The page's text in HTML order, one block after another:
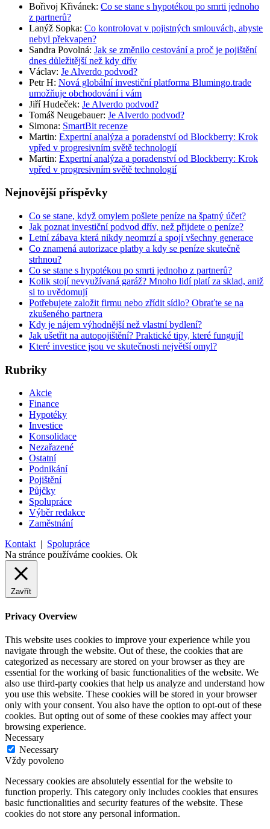
Bořivoj Křivánek: Co se stane s hypotékou po smrti jednoho
z partnerů?
Lanýž Sopka: Co kontrolovat v pojistných smlouvách, abyste
nebyl překvapen?
Sandra Povolná: Jak se změnilo cestování a proč je pojištění
dnes důležitější než kdy dřív
Václav: Je Alverdo podvod?
Petr H: Nová globální investiční platforma Blumingo.trade
umožňuje obchodování i vám
Jiří Hudeček: Je Alverdo podvod?
Tomáš Neugebauer: Je Alverdo podvod?
Simona: SmartBit recenze
Martin: Expertní analýza a poradenství od Blockberry: Krok
vpřed v progresivním světě technologií
Martin: Expertní analýza a poradenství od Blockberry: Krok
vpřed v progresivním světě technologií
Nejnovější příspěvky
Co se stane, když omylem pošlete peníze na špatný účet?
Jak poznat investiční podvod dřív, než přijdete o peníze?
Letní zábava která nikdy neomrzí a spojí všechny generace
Co znamená autorizace platby a kdy se peníze skutečně
strhnou?
Co se stane s hypotékou po smrti jednoho z partnerů?
Kolik stojí nevyužívaná garáž? Mnoho lidí platí za sklad, aniž
si to uvědomují
Potřebujete založit firmu nebo zřídit sídlo? Obraťte se na
zkušeného partnera
Kdy je nájem výhodnější než vlastní bydlení?
Jak ušetřit na autopojištění? Praktické tipy, které fungují!
Které investice jsou ve skutečnosti největší omyl?
Rubriky
Akcie
Finance
Hypotéky
Investice
Konsolidace
Nezařazené
Ostatní
Podnikání
Pojištění
Půjčky
Spolupráce
Výběr redakce
Zaměstnání
Kontakt| Spolupráce
Na stránce používáme cookies. Ok
Zavřít
Privacy Overview
This website uses cookies to improve your experience while you
navigate through the website. Out of these, the cookies that are
categorized as necessary are stored on your browser as they are
essential for the working of basic functionalities of the website. We
also use third-party cookies that help us analyze and understand how
you use this website. These cookies will be stored in your browser
only with your consent. You also have the option to opt-out of these
cookies. But opting out of some of these cookies may affect your
browsing experience.
Necessary
Necessary
Vždy povoleno
Necessary cookies are absolutely essential for the website to
function properly. This category only includes cookies that ensures
basic functionalities and security features of the website. These
cookies do not store any personal information.